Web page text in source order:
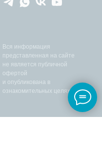
Вся информация
представленная на сайте
не является публичной
офертой
и опубликована в
ознакомительных целях